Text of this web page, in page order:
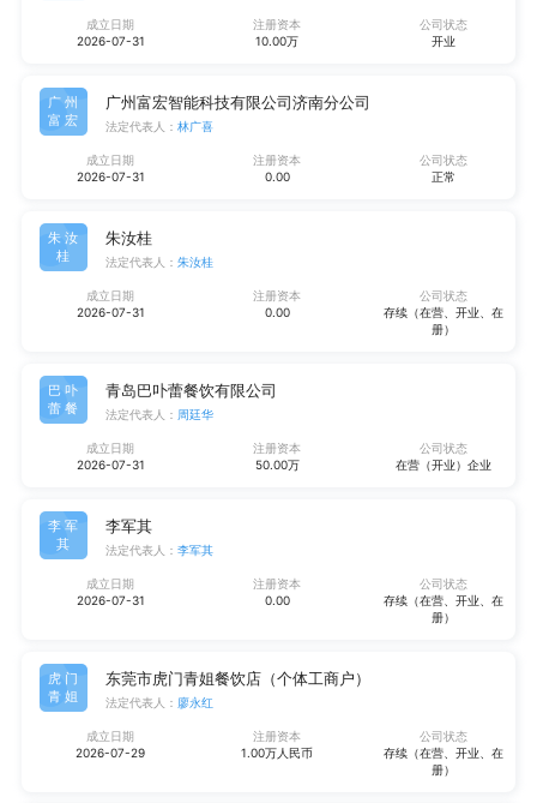
成立日期
2026-07-31
注册资本
10.00万
公司状态
开业
广州
富宏
广州富宏智能科技有限公司济南分公司
法定代表人： 林广喜
成立日期
2026-07-31
注册资本
0.00
公司状态
正常
朱汝
桂
朱汝桂
法定代表人： 朱汝桂
成立日期
2026-07-31
注册资本
0.00
公司状态
存续（在营、开业、在
册）
巴卟
蕾餐
青岛巴卟蕾餐饮有限公司
法定代表人： 周廷华
成立日期
2026-07-31
注册资本
50.00万
公司状态
在营（开业）企业
李军
其
李军其
法定代表人： 李军其
成立日期
2026-07-31
注册资本
0.00
公司状态
存续（在营、开业、在
册）
虎门
青姐
东莞市虎门青姐餐饮店（个体工商户）
法定代表人： 廖永红
成立日期
2026-07-29
注册资本
1.00万人民币
公司状态
存续（在营、开业、在
册）